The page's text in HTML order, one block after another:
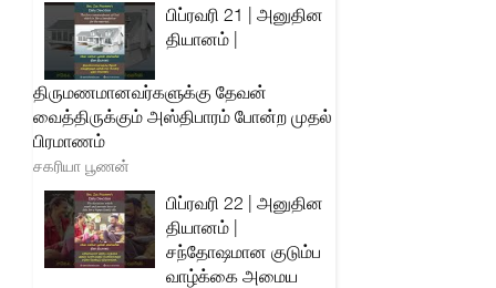
பிப்ரவரி 21 | அனுதின
தியானம் |
திருமணமானவர்களுக்கு தேவன்
வைத்திருக்கும் அஸ்திபாரம் போன்ற முதல்
பிரமாணம்
சகரியா பூணன்
பிப்ரவரி 22 | அனுதின
தியானம் |
சந்தோஷமான குடும்ப
வாழ்க்கை அமைய